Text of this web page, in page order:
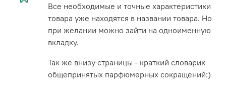
Все необходимые и точные характеристики
товара уже находятся в названии товара. Но
при желании можно зайти на одноименную
вкладку.
Так же внизу страницы - краткий словарик
общепринятых парфюмерных сокращений:)